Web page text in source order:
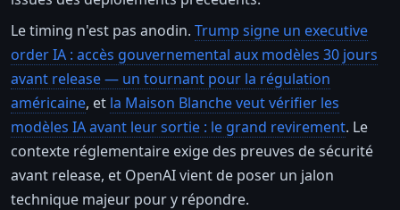
Le timing n'est pas anodin. Trump signe un executive
order IA : accès gouvernemental aux modèles 30 jours
avant release — un tournant pour la régulation
américaine, et la Maison Blanche veut vérifier les
modèles IA avant leur sortie : le grand revirement. Le
contexte réglementaire exige des preuves de sécurité
avant release, et OpenAI vient de poser un jalon
technique majeur pour y répondre.